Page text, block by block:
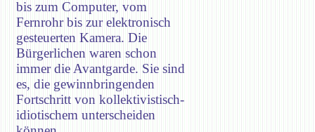
bis zum Computer, vom
Fernrohr bis zur elektronisch
gesteuerten Kamera. Die
Bürgerlichen waren schon
immer die Avantgarde. Sie sind
es, die gewinnbringenden
Fortschritt von kollektivistisch-
idiotischem unterscheiden